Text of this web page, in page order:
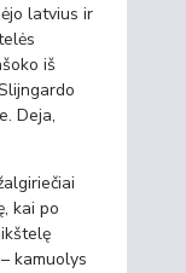
latvius ir
iš
Deja,
kai po
kamuolys